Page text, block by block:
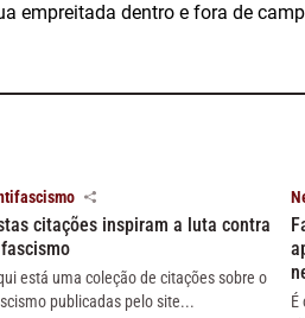
empreitada dentro e fora de
citações inspiram a luta contra
está uma coleção de citações sobre o
publicadas pelo site...
É